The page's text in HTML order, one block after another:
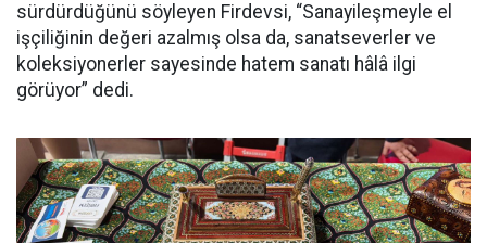
sürdürdüğünü söyleyen Firdevsi, “Sanayileşmeyle el
işçiliğinin değeri azalmış olsa da, sanatseverler ve
koleksiyonerler sayesinde hatem sanatı hâlâ ilgi
görüyor” dedi.